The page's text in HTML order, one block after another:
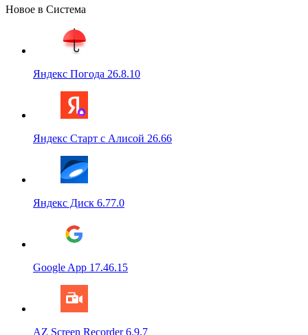
Новое в Система
Яндекс Погода 26.8.10
Яндекс Старт с Алисой 26.66
Яндекс Диск 6.77.0
Google App 17.46.15
AZ Screen Recorder 6.9.7